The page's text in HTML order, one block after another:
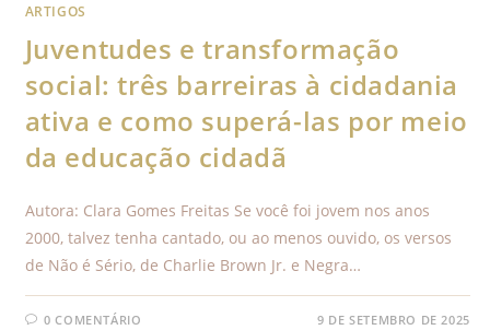
ARTIGOS
Juventudes e transformação
social: três barreiras à cidadania
ativa e como superá-las por meio
da educação cidadã
Autora: Clara Gomes Freitas Se você foi jovem nos anos
2000, talvez tenha cantado, ou ao menos ouvido, os versos
de Não é Sério, de Charlie Brown Jr. e Negra…
0 COMENTÁRIO 9 DE SETEMBRO DE 2025